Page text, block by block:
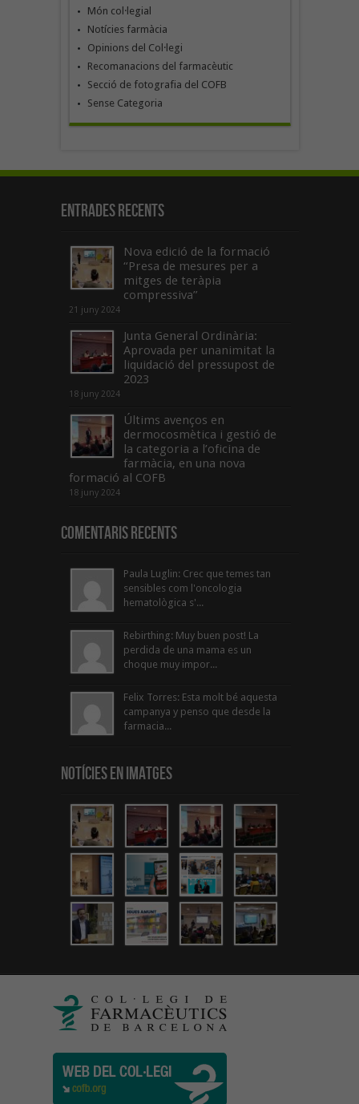
Món col·legial
Notícies farmàcia
Opinions del Col·legi
Recomanacions del farmacèutic
Secció de fotografia del COFB
Sense Categoria
Entrades recents
Nova edició de la formació
“Presa de mesures per a
mitges de teràpia
compressiva”
21 juny 2024
Junta General Ordinària:
Aprovada per unanimitat la
liquidació del pressupost de
2023
18 juny 2024
Últims avenços en
dermocosmètica i gestió de
la categoria a l’oficina de
farmàcia, en una nova
formació al COFB
18 juny 2024
Comentaris Recents
Paula Luglin: Crec que temes tan
sensibles com l'oncologia
hematològica s'...
Rebirthing: Muy buen post! La
perdida de una mama es un
choque muy impor...
Felix Torres: Esta molt bé aquesta
campanya y penso que desde la
farmacia...
Notícies en Imatges